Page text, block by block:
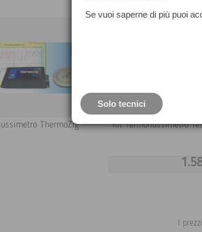
ThermoZig Kit Termoflussimetro
I
Se vuoi saperne di più puoi
Solo tecnici